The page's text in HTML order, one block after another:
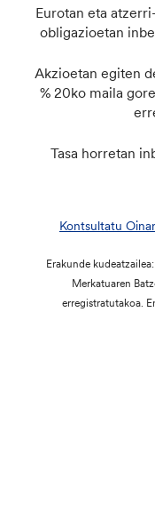
Eurotan eta
obligazioetan
Akzioetan egiten
% 20ko maila
Tasa horretan
Kontsultatu
Erakunde
Merkatuaren
erregistratutakoa.